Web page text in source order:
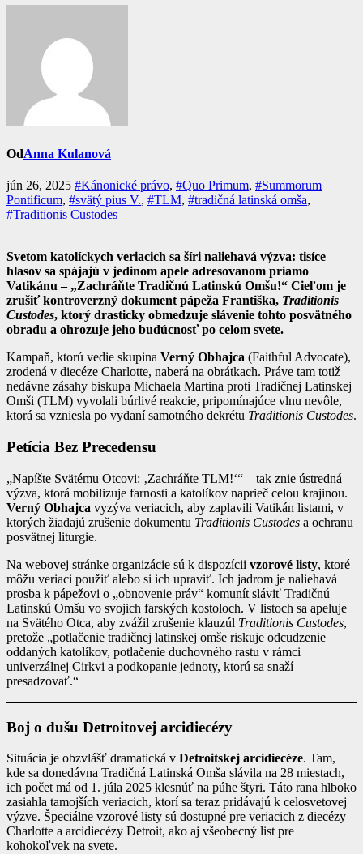
OdAnna Kulanová
jún 26, 2025 #Kánonické právo, #Quo Primum, #Summorum
Pontificum, #svätý pius V., #TLM, #tradičná latinská omša,
#Traditionis Custodes
Svetom katolíckych veriacich sa šíri naliehavá výzva: tisíce
hlasov sa spájajú v jedinom apele adresovanom priamo
Vatikánu – „Zachráňte Tradičnú Latinskú Omšu!“ Cieľom je
zrušiť kontroverzný dokument pápeža Františka, Traditionis
Custodes, ktorý drasticky obmedzuje slávenie tohto posvätného
obradu a ohrozuje jeho budúcnosť po celom svete.
Kampaň, ktorú vedie skupina Verný Obhajca (Faithful Advocate),
zrodená v diecéze Charlotte, naberá na obrátkach. Práve tam totiž
nedávne zásahy biskupa Michaela Martina proti Tradičnej Latinskej
Omši (TLM) vyvolali búrlivé reakcie, pripomínajúce vlnu nevôle,
ktorá sa vzniesla po vydaní samotného dekrétu Traditionis Custodes.
Petícia Bez Precedensu
„Napíšte Svätému Otcovi: ‚Zachráňte TLM!‘“ – tak znie ústredná
výzva, ktorá mobilizuje farnosti a katolíkov naprieč celou krajinou.
Verný Obhajca vyzýva veriacich, aby zaplavili Vatikán listami, v
ktorých žiadajú zrušenie dokumentu Traditionis Custodes a ochranu
posvätnej liturgie.
Na webovej stránke organizácie sú k dispozícii vzorové listy, ktoré
môžu veriaci použiť alebo si ich upraviť. Ich jadrom je naliehavá
prosba k pápežovi o „obnovenie práv“ komunít sláviť Tradičnú
Latinskú Omšu vo svojich farských kostoloch. V listoch sa apeluje
na Svätého Otca, aby zvážil zrušenie klauzúl Traditionis Custodes,
pretože „potlačenie tradičnej latinskej omše riskuje odcudzenie
oddaných katolíkov, potlačenie duchovného rastu v rámci
univerzálnej Cirkvi a podkopanie jednoty, ktorú sa snaží
presadzovať.“
Boj o dušu Detroitovej arcidiecézy
Situácia je obzvlášť dramatická v Detroitskej arcidiecéze. Tam,
kde sa donedávna Tradičná Latinská Omša slávila na 28 miestach,
ich počet má od 1. júla 2025 klesnúť na púhe štyri. Táto rana hlboko
zasiahla tamojších veriacich, ktorí sa teraz pridávajú k celosvetovej
výzve. Špeciálne vzorové listy sú dostupné pre veriacich z diecézy
Charlotte a arcidiecézy Detroit, ako aj všeobecný list pre
kohokoľvek na svete.